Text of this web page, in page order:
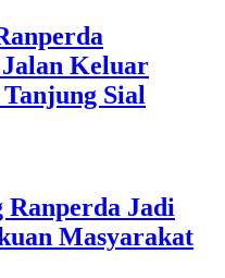
Keluar
Sial
Jadi
Masyarakat